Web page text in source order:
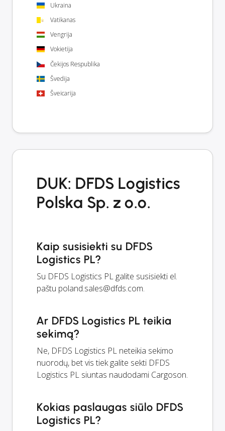
Ukraina
Vatikanas
Vengrija
Vokietija
Čekijos Respublika
Švedija
Šveicarija
DUK: DFDS Logistics
Polska Sp. z o.o.
Kaip susisiekti su DFDS
Logistics PL?
Su DFDS Logistics PL galite susisiekti el.
paštu poland.sales@dfds.com.
Ar DFDS Logistics PL teikia
sekimą?
Ne, DFDS Logistics PL neteikia sekimo
nuorodų, bet vis tiek galite sekti DFDS
Logistics PL siuntas naudodami Cargoson.
Kokias paslaugas siūlo DFDS
Logistics PL?